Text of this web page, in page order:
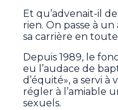
Et qu’advenait-il
rien. On passe à
sa carrière en
Depuis 1989, le
eu l’audace de
d’équité», a servi à
régler à l’amiable
sexuels.